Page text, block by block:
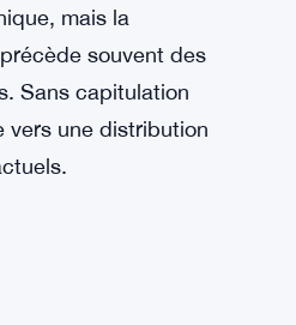
mais la
souvent des
Sans capitulation
vers une distribution